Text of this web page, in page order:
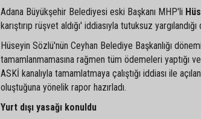
Adana Büyükşehir Belediyesi eski Başkanı MHP'li
karıştırıp rüşvet aldığı' iddiasıyla tutuksuz
Hüseyin Sözlü'nün Ceyhan Belediye Başkanlığı
tamamlanmamasına rağmen tüm ödemeleri yaptığı
ASKİ kanalıyla tamamlatmaya çalıştığı iddiası ile
oluştuğuna yönelik rapor hazırladı.
Yurt dışı yasağı konuldu